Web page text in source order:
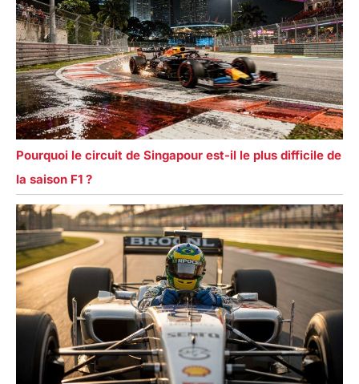
Pourquoi le circuit de Singapour est-il le plus difficile de
la saison F1 ?